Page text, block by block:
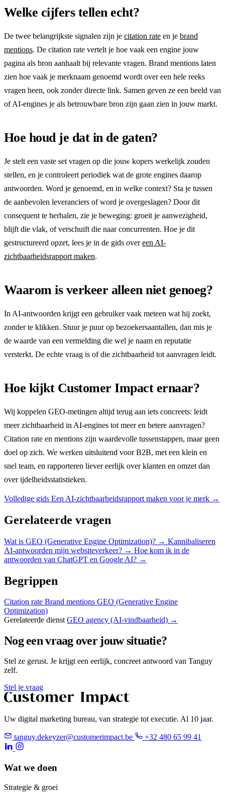
Welke cijfers tellen echt?
De twee belangrijkste signalen zijn je citation rate en je brand
mentions. De citation rate vertelt je hoe vaak een engine jouw
pagina als bron aanhaalt bij relevante vragen. Brand mentions laten
zien hoe vaak je merknaam genoemd wordt over een hele reeks
vragen heen, ook zonder directe link. Samen geven ze een beeld van
of AI-engines je als betrouwbare bron zijn gaan zien in jouw markt.
Hoe houd je dat in de gaten?
Je stelt een vaste set vragen op die jouw kopers werkelijk zouden
stellen, en je controleert periodiek wat de grote engines daarop
antwoorden. Word je genoemd, en in welke context? Sta je tussen
de aanbevolen leveranciers of word je overgeslagen? Door dit
consequent te herhalen, zie je beweging: groeit je aanwezigheid,
blijft die vlak, of verschuift die naar concurrenten. Hoe je dit
gestructureerd opzet, lees je in de gids overeen AI-
zichtbaarheidsrapport maken.
Waarom is verkeer alleen niet genoeg?
In AI-antwoorden krijgt een gebruiker vaak meteen wat hij zoekt,
zonder te klikken. Stuur je puur op bezoekersaantallen, dan mis je
de waarde van een vermelding die wel je naam en reputatie
versterkt. De echte vraag is of die zichtbaarheid tot aanvragen leidt.
Hoe kijkt Customer Impact ernaar?
Wij koppelen GEO-metingen altijd terug aan iets concreets: leidt
meer zichtbaarheid in AI-engines tot meer en betere aanvragen?
Citation rate en mentions zijn waardevolle tussenstappen, maar geen
doel op zich. We werken uitsluitend voor B2B, met een klein en
snel team, en rapporteren liever eerlijk over klanten en omzet dan
over ijdelheidsstatistieken.
Volledige gids Een AI-zichtbaarheidsrapport maken voor je merk →
Gerelateerde vragen
Wat is GEO (Generative Engine Optimization)? → Kannibaliseren
AI-antwoorden mijn websiteverkeer? → Hoe kom ik in de
antwoorden van ChatGPT en Google AI? →
Begrippen
Citation rate Brand mentions GEO (Generative Engine
Optimization)
Gerelateerde dienst GEO agency (AI-vindbaarheid) →
Nog een vraag over jouw situatie?
Stel ze gerust. Je krijgt een eerlijk, concreet antwoord van Tanguy
zelf.
Stel je vraag
Uw digital marketing bureau, van strategie tot executie. Al 10 jaar.
tanguy.dekeyzer@customerimpact.be +32 480 65 99 41
Wat we doen
Strategie & groei